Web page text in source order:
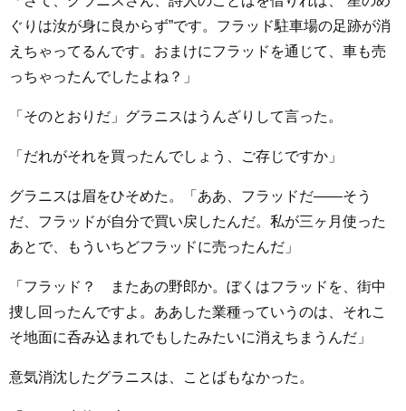
ぐりは汝が身に良からず”です。フラッド駐車場の足跡が消
えちゃってるんです。おまけにフラッドを通じて、車も売
っちゃったんでしたよね？」
「そのとおりだ」グラニスはうんざりして言った。
「だれがそれを買ったんでしょう、ご存じですか」
グラニスは眉をひそめた。「ああ、フラッドだ――そう
だ、フラッドが自分で買い戻したんだ。私が三ヶ月使った
あとで、もういちどフラッドに売ったんだ」
「フラッド？ またあの野郎か。ぼくはフラッドを、街中
捜し回ったんですよ。ああした業種っていうのは、それこ
そ地面に呑み込まれでもしたみたいに消えちまうんだ」
意気消沈したグラニスは、ことばもなかった。